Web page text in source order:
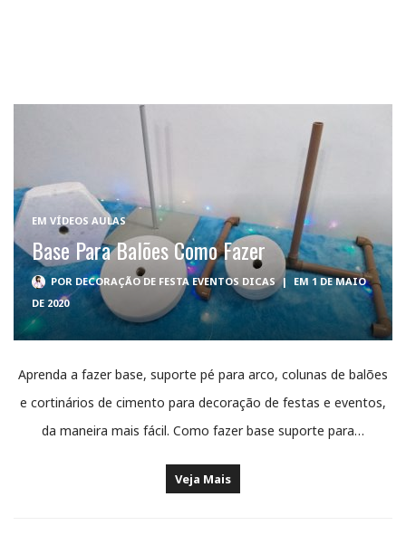
EM VÍDEOS AULAS
Base Para Balões Como Fazer
POR DECORAÇÃO DE FESTA EVENTOS DICAS |
EM 1 DE MAIO
DE 2020
Aprenda a fazer base, suporte pé para arco, colunas de balões
e cortinários de cimento para decoração de festas e eventos,
da maneira mais fácil. Como fazer base suporte para…
Veja Mais